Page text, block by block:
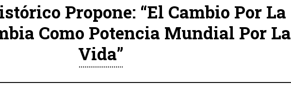
Propone: “El Cambio Por La
Como Potencia Mundial Por La
Vida”